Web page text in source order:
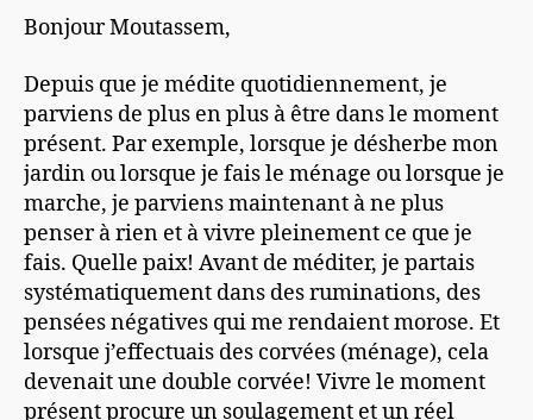
Bonjour Moutassem,
Depuis que je médite quotidiennement, je
parviens de plus en plus à être dans le moment
présent. Par exemple, lorsque je désherbe mon
jardin ou lorsque je fais le ménage ou lorsque je
marche, je parviens maintenant à ne plus
penser à rien et à vivre pleinement ce que je
fais. Quelle paix! Avant de méditer, je partais
systématiquement dans des ruminations, des
pensées négatives qui me rendaient morose. Et
lorsque j’effectuais des corvées (ménage), cela
devenait une double corvée! Vivre le moment
présent procure un soulagement et un réel